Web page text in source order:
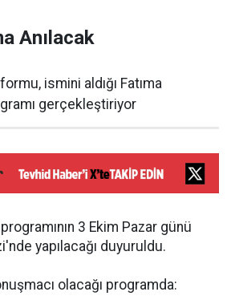
Anılacak
ismini aldığı Fatıma
gerçekleştiriyor
3 Ekim Pazar günü
yapılacağı duyuruldu.
olacağı programda: